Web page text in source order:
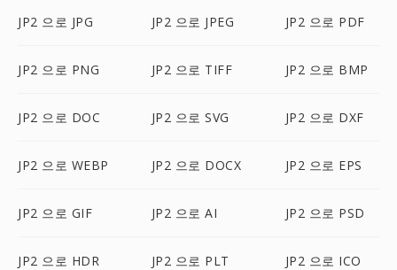
JP2 으로 JPG JP2 으로 JPEG JP2 으로 PDF
JP2 으로 PNG JP2 으로 TIFF JP2 으로 BMP
JP2 으로 DOC JP2 으로 SVG JP2 으로 DXF
JP2 으로 WEBP JP2 으로 DOCX JP2 으로 EPS
JP2 으로 GIF JP2 으로 AI JP2 으로 PSD
JP2 으로 HDR JP2 으로 PLT JP2 으로 ICO